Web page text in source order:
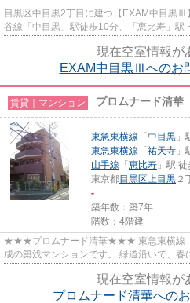
目黒区中目黒2丁目に建つ【EXAM中目黒
谷線「中目黒」駅徒歩10分、「恵比寿」駅
現在空室情報が
EXAM中目黒Ⅲへのお
賃貸｜マンション プロムナード清華
東急東横線 「 中目黒 」
東急東横線 「 祐天寺 」
山手線 「 恵比寿 」駅
東京都目黒区上目黒 ２
-
築年数：築7年
階数：4階建
★★★プロムナード清華★★★ 東急東横線「
成の築浅マンションです。 緑道沿いで、
現在空室情報が
プロムナード清華への